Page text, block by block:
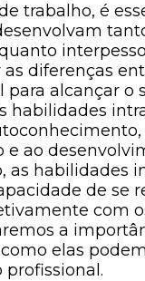
trabalho, é
diferenças
para alcançar o
habilidades
e ao
as habilidades
de se
com
a
elas